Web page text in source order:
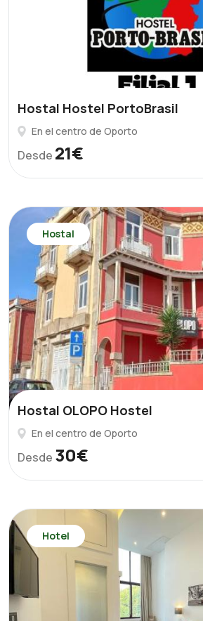
Hostal Hostel PortoBrasil
En el centro de Oporto
Desde 21€
Hostal
Hostal OLOPO Hostel
En el centro de Oporto
Desde 30€
Hotel